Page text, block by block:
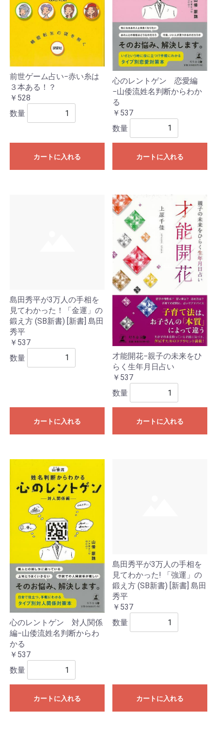
前世ゲーム占い−赤い糸は
３本ある！？
￥528
数量
カートに入れる
心のレントゲン 恋愛編
−山倭流姓名判断からわか
る
￥537
数量
カートに入れる
島田秀平が3万人の手相を
見てわかった！「金運」の
鍛え方 (SB新書) [新書] 島田
秀平
￥537
数量
カートに入れる
才能開花−親子の未来をひ
らく生年月日占い
￥537
数量
カートに入れる
心のレントゲン 対人関係
編−山倭流姓名判断からわ
かる
￥537
数量
カートに入れる
島田秀平が3万人の手相を
見てわかった! 「強運」の
鍛え方 (SB新書) [新書] 島田
秀平
￥537
数量
カートに入れる